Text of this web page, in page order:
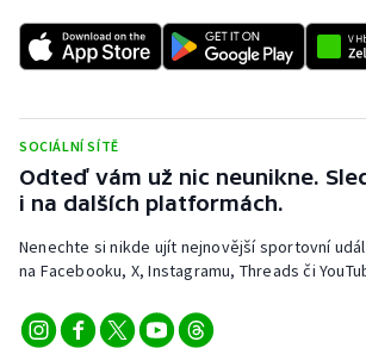
Plážový volejbal
Rychlobruslení
Rychlostní kanoistika
Short track
Sportovní střelba
SOCIÁLNÍ SÍTĚ
Odteď vám už nic neunikne.
i na dalších platformách.
Nenechte si nikde ujít nejnovější sportovní
na Facebooku, X, Instagramu, Threads či